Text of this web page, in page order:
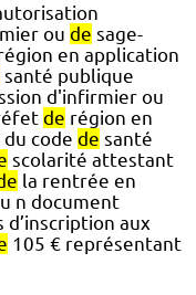
ou de sage-
en application
santé publique
d'infirmier ou
de région en
code de santé
scolarité attestant
la rentrée en
n document
d’inscription aux
105 € représentant